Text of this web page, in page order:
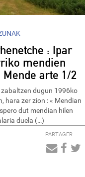
: Ipar
mendien
Mende arte 1/2
dugun 1996ko
hara zer zion : « Mendian
dut mendian hilen
duela (…)
PARTAGER